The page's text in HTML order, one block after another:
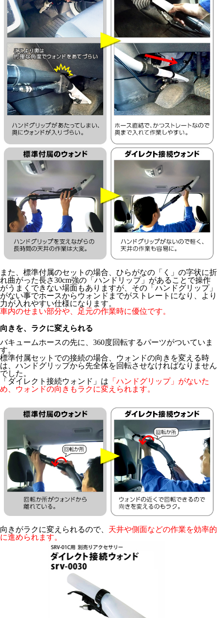
また、標準付属のセットの場合、ひらがなの「く」の字状に折
れ曲がった長さ30cm強の「ハンドリップ」があることで操作
がうまくできない場面もありますが、その「ハンドグリップ」
がない事でホースからウォンドまでがストレートになり、より
力が入れやすい仕様になります。
車内のせまい部分や、足元の作業時に優位です。
向きを、ラクに変えられる
バキュームホースの先に、360度回転するパーツがついていま
す。
標準付属セットでの接続の場合、ウォンドの向きを変える時
は、ハンドグリップから先全体を回転させなければなりません
でした。
「ダイレクト接続ウォンド」は 「ハンドグリップ」がないた
め、ウォンドの向きもラクに変えられます。
向きがラクに変えられるので、 天井や側面などの作業を効率的
に進められます。